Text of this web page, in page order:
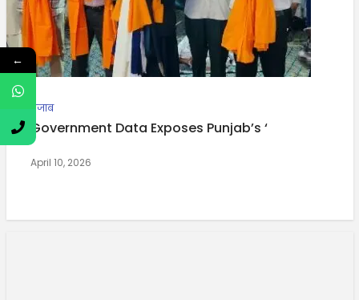
पंजाब
Government Data Exposes Punjab’s ‘
April 10, 2026
←